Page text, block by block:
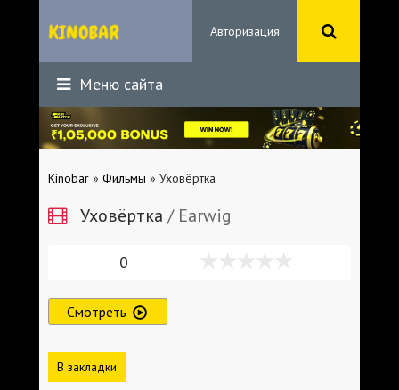
Авторизация
Меню сайта
Kinobar » Фильмы » Уховёртка
Уховёртка / Earwig
0
Смотреть
В закладки